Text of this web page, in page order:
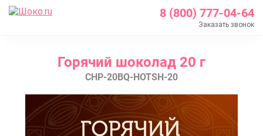
8 (800) 777-04-64
Заказать звонок
Каталог
Шоколад Barry Callebaut
Какао продукты
Горячий шоколад
Горячий шоколад 20 г
CHP-20BQ-HOTSH-20